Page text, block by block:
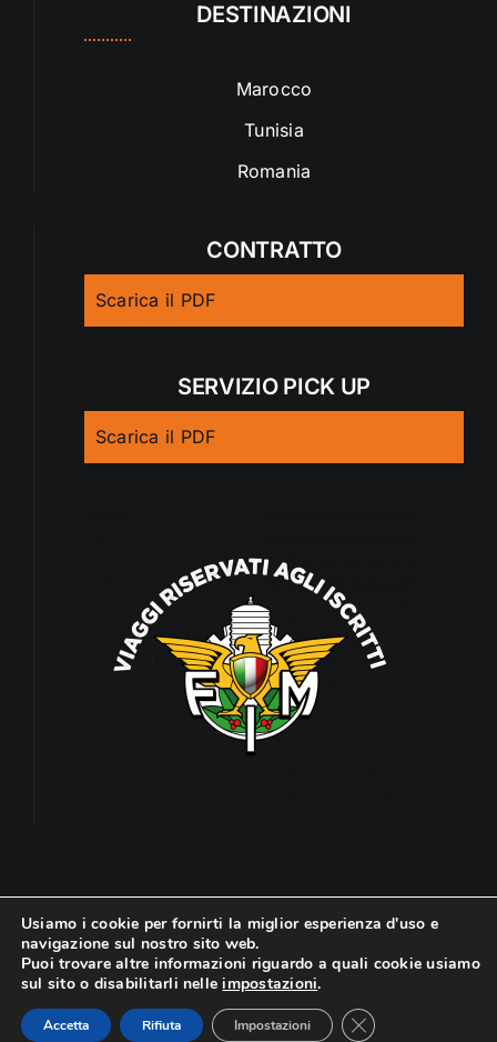
DESTINAZIONI
Marocco
Tunisia
Romania
CONTRATTO
Scarica il PDF
SERVIZIO PICK UP
Scarica il PDF
© Copyright 2026 | Viaggi Sterrati | All Rights
Reserved | Powered byCosmo Comunicazione
Usiamo i cookie per fornirti la miglior esperienza d'uso e
navigazione sul nostro sito web.
Puoi trovare altre informazioni riguardo a quali cookie usiamo
sul sito o disabilitarli nelleimpostazioni.
Accetta Rifiuta Impostazioni Close GDPR